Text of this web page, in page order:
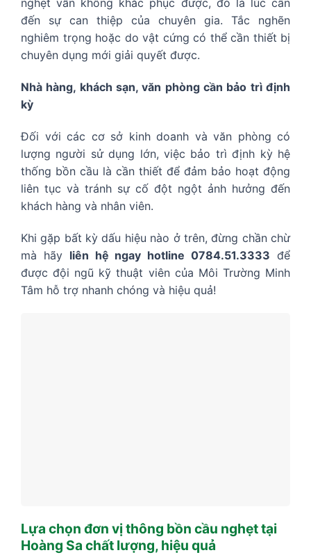
nghẹt vẫn không khắc phục được, đó là lúc cần
đến sự can thiệp của chuyên gia. Tắc nghẽn
nghiêm trọng hoặc do vật cứng có thể cần thiết bị
chuyên dụng mới giải quyết được.
Nhà hàng, khách sạn, văn phòng cần bảo trì định
kỳ
Đối với các cơ sở kinh doanh và văn phòng có
lượng người sử dụng lớn, việc bảo trì định kỳ hệ
thống bồn cầu là cần thiết để đảm bảo hoạt động
liên tục và tránh sự cố đột ngột ảnh hưởng đến
khách hàng và nhân viên.
Khi gặp bất kỳ dấu hiệu nào ở trên, đừng chần chừ
mà hãy liên hệ ngay hotline 0784.51.3333 để
được đội ngũ kỹ thuật viên của Môi Trường Minh
Tâm hỗ trợ nhanh chóng và hiệu quả!
Lựa chọn đơn vị thông bồn cầu nghẹt tại
Hoàng Sa chất lượng, hiệu quả